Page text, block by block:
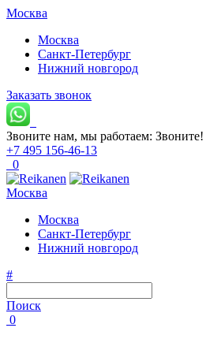
Москва
Москва
Санкт-Петербург
Нижний новгород
Заказать звонок
Звоните нам, мы работаем: Звоните!
+7 495 156-46-13
0
Москва
Москва
Санкт-Петербург
Нижний новгород
#
Поиск
0